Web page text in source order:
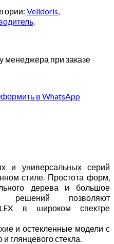
Velldoris,
.
менеджера при заказе
в WhatsApp
и универсальных серий
стиле. Простота форм,
дерева и большое
решений позволяют
в широком спектре
и остекленные модели с
глянцевого стекла.